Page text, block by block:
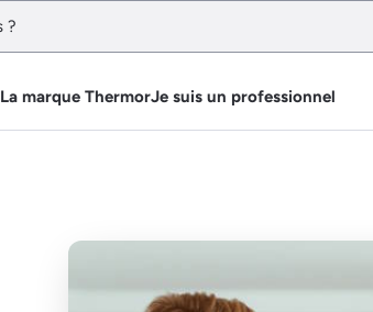
La marque ThermorJe suis un professionnel